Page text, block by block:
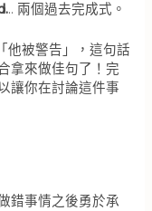
.. 兩個過去完成式。
被警告」，這句話
拿來做佳句了！完
讓你在討論這件事
錯事情之後勇於承